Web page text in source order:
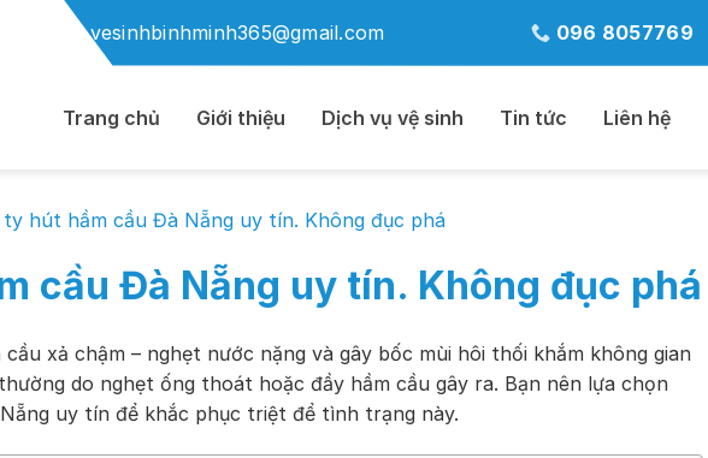
vesinhbinhminh365@gmail.com 096 8057769
Trang chủ Giới thiệu Dịch vụ vệ sinh Tin tức Liên hệ
ty hút hầm cầu Đà Nẵng uy tín. Không đục phá
cầu Đà Nẵng uy tín. Không đục phá
xả chậm – nghẹt nước nặng và gây bốc mùi hôi thối khắm không gian
do nghẹt ống thoát hoặc đầy hầm cầu gây ra. Bạn nên lựa chọn
uy tín để khắc phục triệt để tình trạng này.